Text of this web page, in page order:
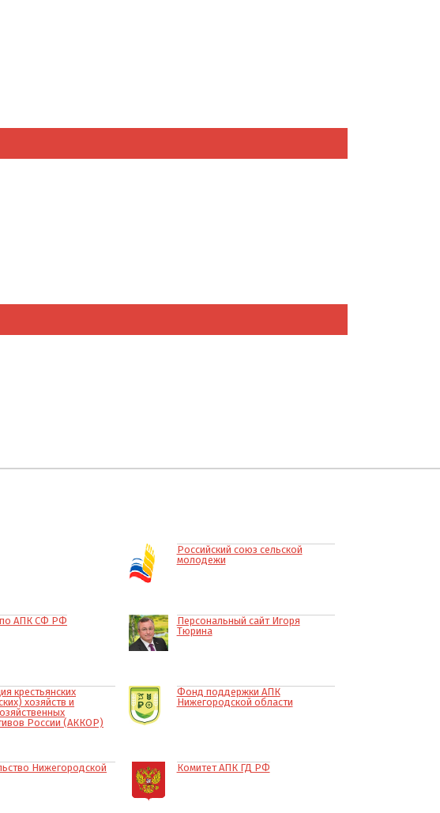
Российский союз сельской
молодежи
по АПК СФ РФ
Персональный сайт Игоря
Тюрина
крестьянских
хозяйств и
России (АККОР)
Фонд поддержки АПК
Нижегородской области
Нижегородской
Комитет АПК ГД РФ